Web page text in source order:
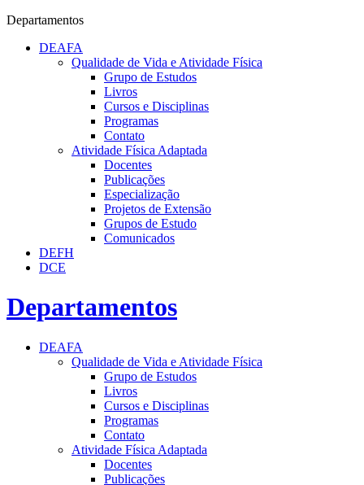
Departamentos
DEAFA
Qualidade de Vida e Atividade Física
Grupo de Estudos
Livros
Cursos e Disciplinas
Programas
Contato
Atividade Física Adaptada
Docentes
Publicações
Especialização
Projetos de Extensão
Grupos de Estudo
Comunicados
DEFH
DCE
Departamentos
DEAFA
Qualidade de Vida e Atividade Física
Grupo de Estudos
Livros
Cursos e Disciplinas
Programas
Contato
Atividade Física Adaptada
Docentes
Publicações